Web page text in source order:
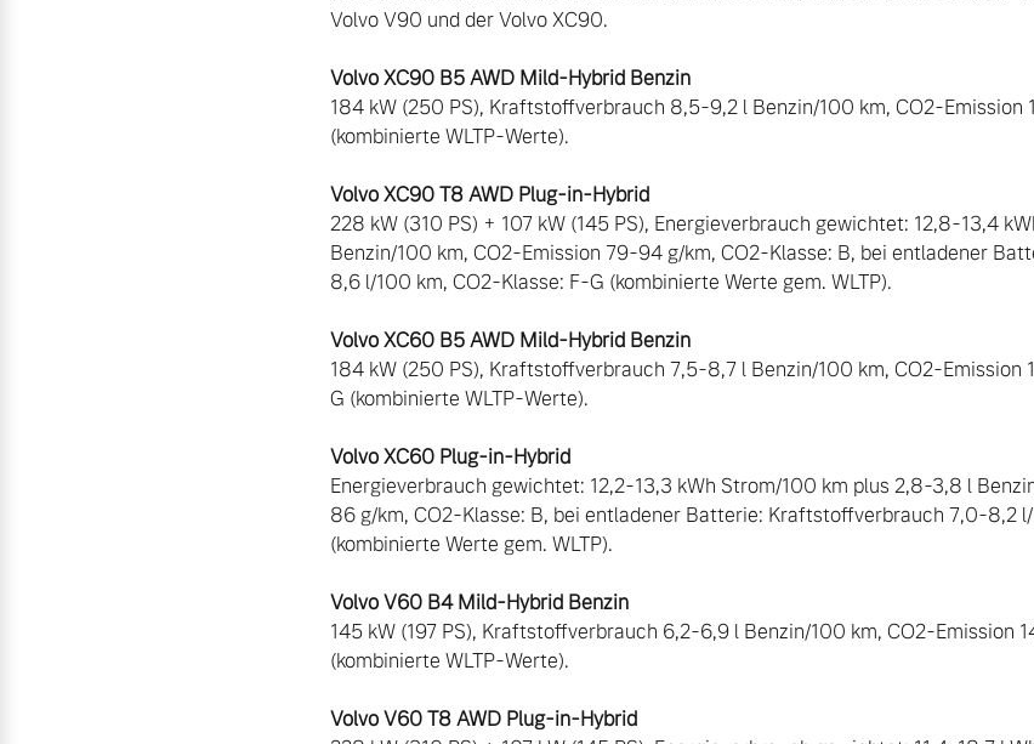
Volvo V90 und der Volvo XC90.
Volvo XC90 B5 AWD Mild-Hybrid Benzin
184 kW (250 PS), Kraftstoffverbrauch 8,5-9,2 l Benzin/100 km, CO2-Emission
Volvo XC90 T8 AWD Plug-in-Hybrid
228 kW (310 PS) + 107 kW (145 PS), Energieverbrauch gewichtet: 12,8-13,4
Benzin/100 km, CO2-Emission 79-94 g/km, CO2-Klasse: B, bei entladener
8,6 l/100 km, CO2-Klasse: F-G (kombinierte Werte gem. WLTP).
Volvo XC60 B5 AWD Mild-Hybrid Benzin
184 kW (250 PS), Kraftstoffverbrauch 7,5-8,7 l Benzin/100 km, CO2-Emission
G (kombinierte WLTP-Werte).
Volvo XC60 Plug-in-Hybrid
Energieverbrauch gewichtet: 12,2-13,3 kWh Strom/100 km plus 2,8-3,8 l
86 g/km, CO2-Klasse: B, bei entladener Batterie: Kraftstoffverbrauch 7,0-8,2
(kombinierte Werte gem. WLTP).
Volvo V60 B4 Mild-Hybrid Benzin
145 kW (197 PS), Kraftstoffverbrauch 6,2-6,9 l Benzin/100 km, CO2-Emission
Volvo V60 T8 AWD Plug-in-Hybrid